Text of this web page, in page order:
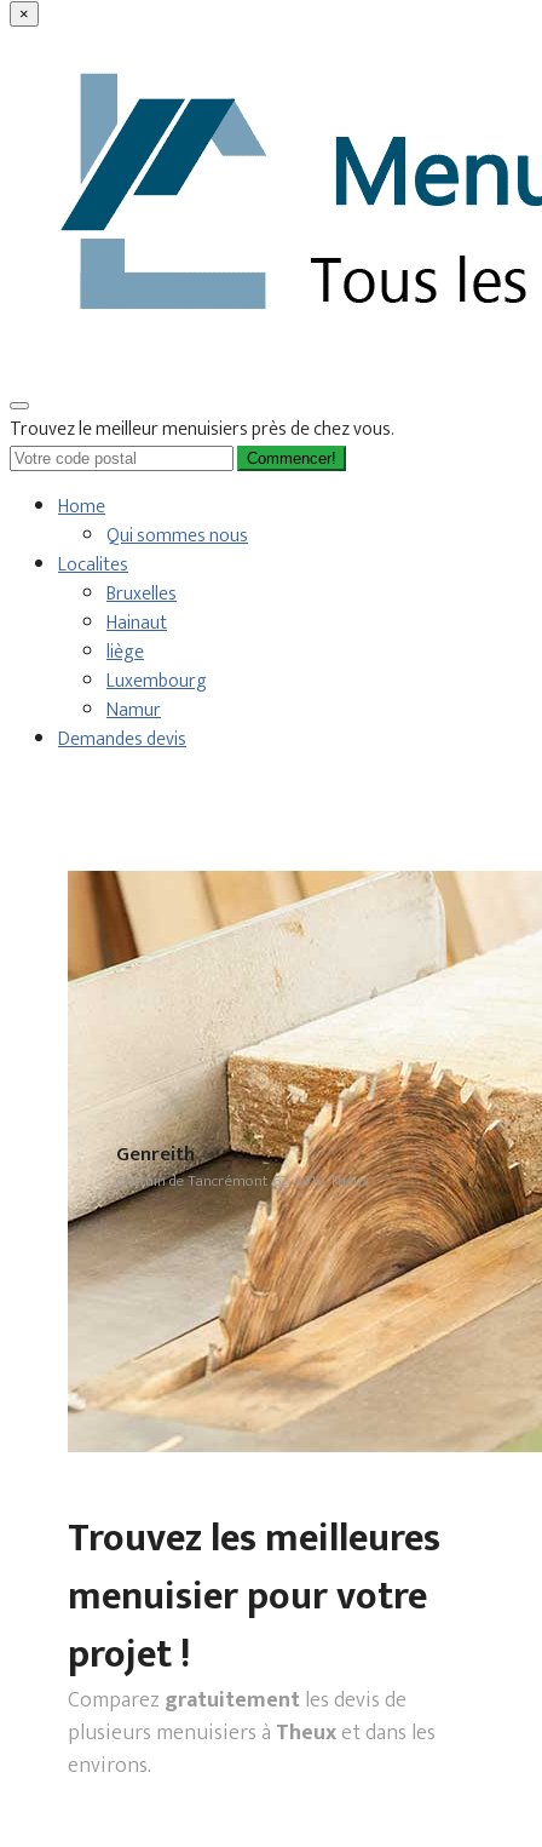
×
Trouvez le meilleur menuisiers près de chez vous.
Commencer!
Home
Qui sommes nous
Localites
Bruxelles
Hainaut
liège
Luxembourg
Namur
Demandes devis
Genreith
Chemin de Tancrémont 62, 4910 Theux
Trouvez les meilleures
menuisier pour votre
projet !
Comparez gratuitementles devis de
plusieurs menuisiers à Theuxet dans les
environs.